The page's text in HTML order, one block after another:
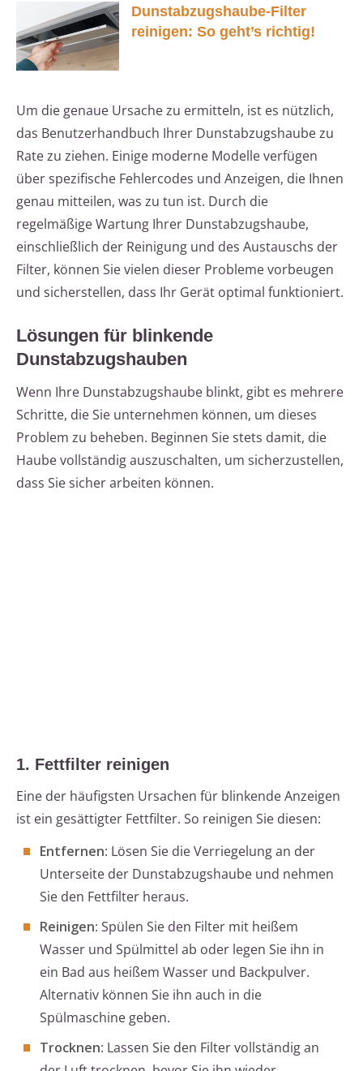
Dunstabzugshaube-Filter
reinigen: So geht’s richtig!
Um die genaue Ursache zu ermitteln, ist es nützlich,
das Benutzerhandbuch Ihrer Dunstabzugshaube zu
Rate zu ziehen. Einige moderne Modelle verfügen
über spezifische Fehlercodes und Anzeigen, die Ihnen
genau mitteilen, was zu tun ist. Durch die
regelmäßige Wartung Ihrer Dunstabzugshaube,
einschließlich der Reinigung und des Austauschs der
Filter, können Sie vielen dieser Probleme vorbeugen
und sicherstellen, dass Ihr Gerät optimal funktioniert.
Lösungen für blinkende
Dunstabzugshauben
Wenn Ihre Dunstabzugshaube blinkt, gibt es mehrere
Schritte, die Sie unternehmen können, um dieses
Problem zu beheben. Beginnen Sie stets damit, die
Haube vollständig auszuschalten, um sicherzustellen,
dass Sie sicher arbeiten können.
1. Fettfilter reinigen
Eine der häufigsten Ursachen für blinkende Anzeigen
ist ein gesättigter Fettfilter. So reinigen Sie diesen:
Entfernen: Lösen Sie die Verriegelung an der
Unterseite der Dunstabzugshaube und nehmen
Sie den Fettfilter heraus.
Reinigen: Spülen Sie den Filter mit heißem
Wasser und Spülmittel ab oder legen Sie ihn in
ein Bad aus heißem Wasser und Backpulver.
Alternativ können Sie ihn auch in die
Spülmaschine geben.
Trocknen: Lassen Sie den Filter vollständig an